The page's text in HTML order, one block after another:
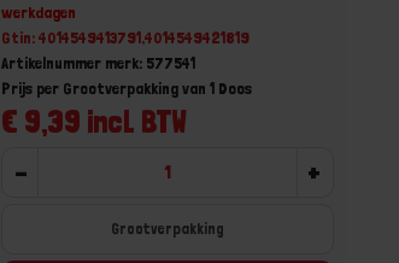
werkdagen
Gtin: 4014549413791,4014549421819
Artikelnummer merk: 577541
€ 9,39 incl. BTW
Prijs per Grootverpakking van 1 Doos
- +
Grootverpakking